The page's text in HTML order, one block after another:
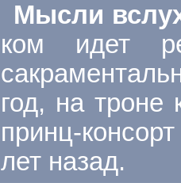
Мысли
ком идет
год, на троне
принц-
лет назад.